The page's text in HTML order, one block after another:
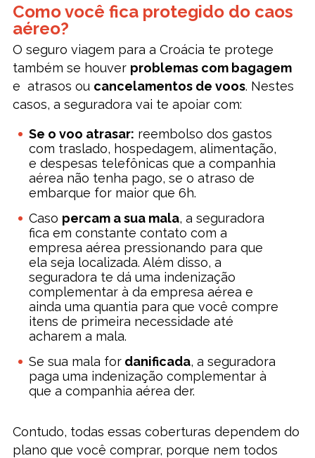
Como você fica protegido do caos
aéreo?
O seguro viagem para a Croácia te protege
também se houver problemas com bagagem
e atrasos ou cancelamentos de voos. Nestes
casos, a seguradora vai te apoiar com:
Se o voo atrasar: reembolso dos gastos
com traslado, hospedagem, alimentação,
e despesas telefônicas que a companhia
aérea não tenha pago, se o atraso de
embarque for maior que 6h.
Caso percam a sua mala, a seguradora
fica em constante contato com a
empresa aérea pressionando para que
ela seja localizada. Além disso, a
seguradora te dá uma indenização
complementar à da empresa aérea e
ainda uma quantia para que você compre
itens de primeira necessidade até
acharem a mala.
Se sua mala fordanificada, a seguradora
paga uma indenização complementar à
que a companhia aérea der.
Contudo, todas essas coberturas dependem do
plano que você comprar, porque nem todos